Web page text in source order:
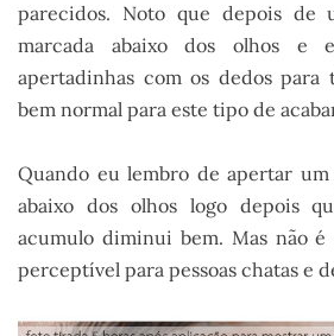
parecidos. Noto que depois de
marcada abaixo dos olhos e
apertadinhas com os dedos para
bem normal para este tipo de
Quando eu lembro de apertar
abaixo dos olhos logo depois
acumulo diminui bem. Mas não
perceptível para pessoas chatas e